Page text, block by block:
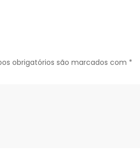
obrigatórios são marcados com *